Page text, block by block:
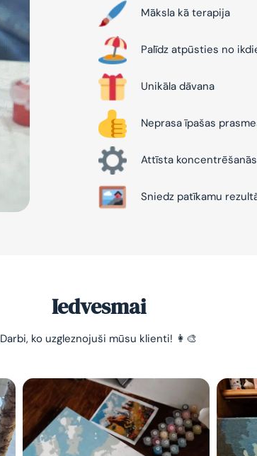
Māksla kā terapija
Palīdz atpūsties no
Unikāla dāvana
Neprasa īpašas
Attīsta
Sniedz patīkamu
Iedvesmai
Darbi, ko uzgleznojuši mūsu klienti! 👩‍🎨
-10%
Vienkāršs veids, kā
nomierināt